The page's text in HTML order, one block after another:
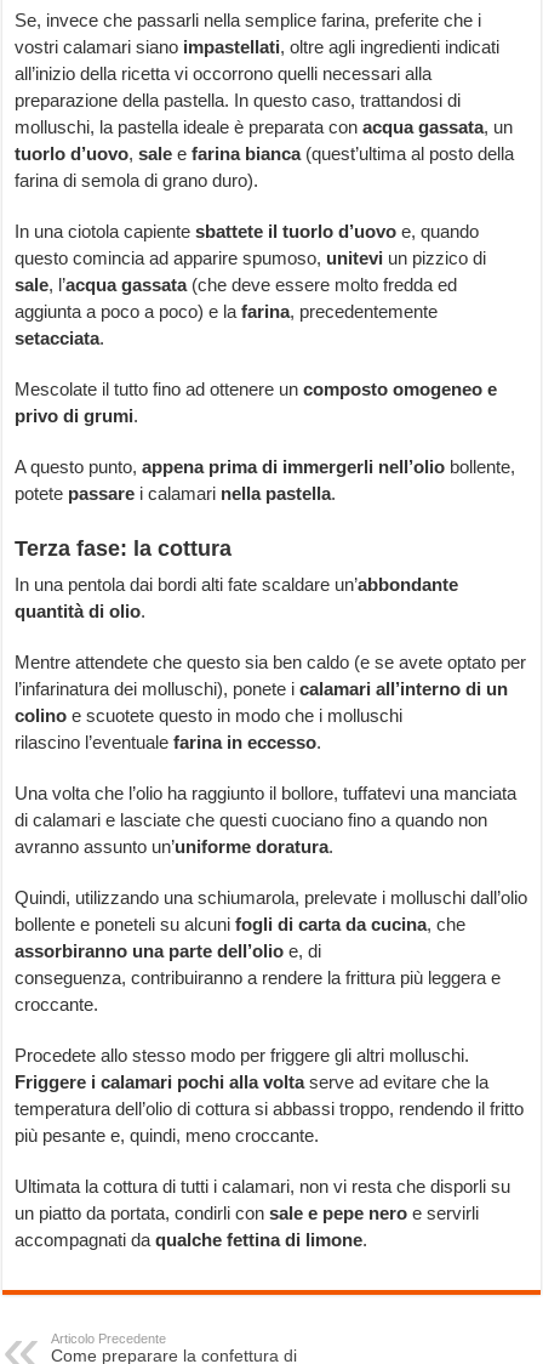
Se, invece che passarli nella semplice farina, preferite che i
vostri calamari siano impastellati, oltre agli ingredienti indicati
all’inizio della ricetta vi occorrono quelli necessari alla
preparazione della pastella. In questo caso, trattandosi di
molluschi, la pastella ideale è preparata conacqua gassata, un
tuorlo d’uovo, sale e farina bianca(quest’ultima al posto della
farina di semola di grano duro).
In una ciotola capiente sbattete il tuorlo d’uovo e, quando
questo comincia ad apparire spumoso, unitevi un pizzico di
sale, l’acqua gassata(che deve essere molto fredda ed
aggiunta a poco a poco) e la farina, precedentemente
setacciata.
Mescolate il tutto fino ad ottenere un composto omogeneo e
privo di grumi.
A questo punto,appena prima di immergerli nell’olio bollente,
potete passare i calamari nella pastella.
Terza fase: la cottura
In una pentola dai bordi alti fate scaldare un’abbondante
quantità di olio.
Mentre attendete che questo sia ben caldo (e se avete optato per
l’infarinatura dei molluschi), ponete icalamari all’interno di un
colino e scuotete questo in modo che i molluschi
rilascino l’eventuale farina in eccesso.
Una volta che l’olio ha raggiunto il bollore, tuffatevi una manciata
di calamari e lasciate che questi cuociano fino a quando non
avranno assunto un’uniforme doratura.
Quindi, utilizzando una schiumarola, prelevate i molluschi dall’olio
bollente e poneteli su alcuni fogli di carta da cucina, che
assorbiranno una parte dell’olio e, di
conseguenza, contribuiranno a rendere la frittura più leggera e
croccante.
Procedete allo stesso modo per friggere gli altri molluschi.
Friggere i calamari pochi alla voltaserve ad evitare che la
temperatura dell’olio di cottura si abbassi troppo, rendendo il fritto
più pesante e, quindi, meno croccante.
Ultimata la cottura di tutti i calamari, non vi resta che disporli su
un piatto da portata, condirli con sale e pepe nero e servirli
accompagnati da qualche fettina di limone.
Articolo Precedente
Come preparare la confettura di